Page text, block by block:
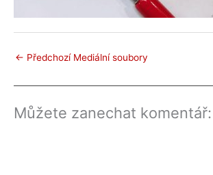
← Předchozí Mediální soubory
Můžete zanechat komentář: